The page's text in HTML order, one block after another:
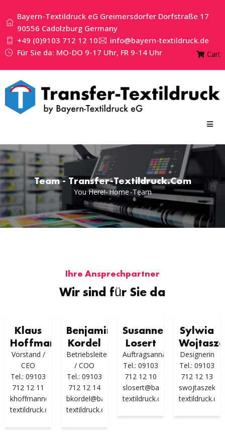
Bayern-Textildruck eG Greimersdorfer Dorfstraße 17
90556 Cadolzburg Germany
+49 (0)9103 712 12 10
info@bayern-textildruck.de
Für Sie da: MO-DO 9-17 Uhr, FR 9-14 Uhr
Cart
Team - Transfer-Textildruck.com
You Here!-Home -Team
Ihre Ansprechpartner
Wir sind für Sie da
Klaus
Hoffmann
Vorstand /
CEO
Tel.: 09103
712 12 11
khoffmann@bayern-
textildruck.de
Benjamin
Kordel
Betriebsleiter
/ COO
Tel.: 09103
712 12 14
bkordel@bayern-
textildruck.de
Susanne
Losert
Auftragsannahme
Tel.: 09103
712 12 10
slosert@bayern-
textildruck.de
Sylwia
Designerin
Tel.: 09103
712 12 13
textildruck.de